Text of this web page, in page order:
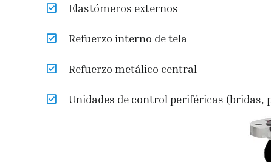
Elastómeros externos
Refuerzo interno de tela
Refuerzo metálico central
Unidades de control periféricas (bridas,